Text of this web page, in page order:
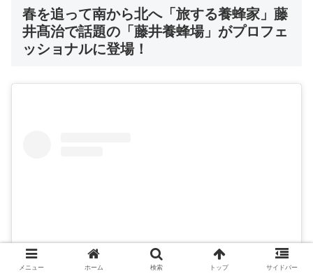
春を追って南から北へ「旅する養蜂家」藤
井髙治で話題の「藤井養蜂場」 がプロフェ
ッショナルに登場！
メニュー ホーム 検索 トップ サイドバー